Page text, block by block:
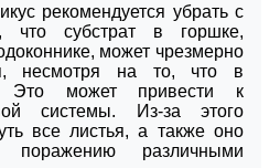
рекомендуется убрать с
субстрат в горшке,
может чрезмерно
несмотря на то, что в
Это может привести к
системы. Из-за этого
все листья, а также оно
поражению различными